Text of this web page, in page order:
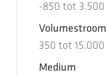
-850 tot 3.500
Volumestroom
350 tot 15.000
Medium